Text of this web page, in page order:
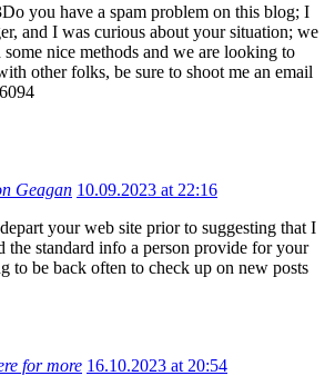
you have a spam problem on this blog; I
and I was curious about your situation; we
some nice methods and we are looking to
other folks, be sure to shoot me an email
Geagan 10.09.2023 at 22:16
your web site prior to suggesting that I
the standard info a person provide for your
to be back often to check up on new posts
for more 16.10.2023 at 20:54